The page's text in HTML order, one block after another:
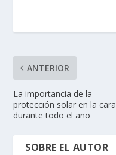
ANTERIOR
La importancia de la
protección solar en la cara
durante todo el año
SOBRE EL AUTOR